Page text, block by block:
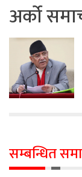
अर्को
सम्बन्धित